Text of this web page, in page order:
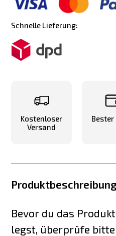
Schnelle Lieferung:
Kostenloser
Versand
Bester
Bevor du das
legst, überprüfe